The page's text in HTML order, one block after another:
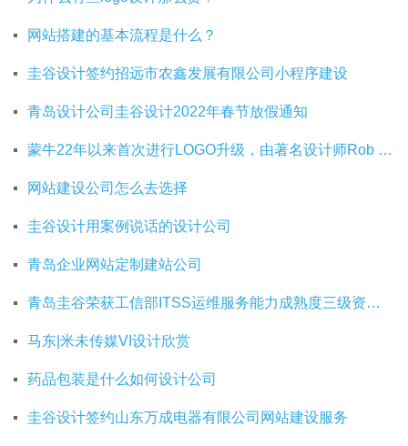
网站搭建的基本流程是什么？
圭谷设计签约招远市农鑫发展有限公司小程序建设
青岛设计公司圭谷设计2022年春节放假通知
蒙牛22年以来首次进行LOGO升级，由著名设计师Rob Janoff操刀
网站建设公司怎么去选择
圭谷设计用案例说话的设计公司
青岛企业网站定制建站公司
青岛圭谷荣获工信部ITSS运维服务能力成熟度三级资质证书
马东|米未传媒VI设计欣赏
药品包装是什么如何设计公司
圭谷设计签约山东万成电器有限公司网站建设服务